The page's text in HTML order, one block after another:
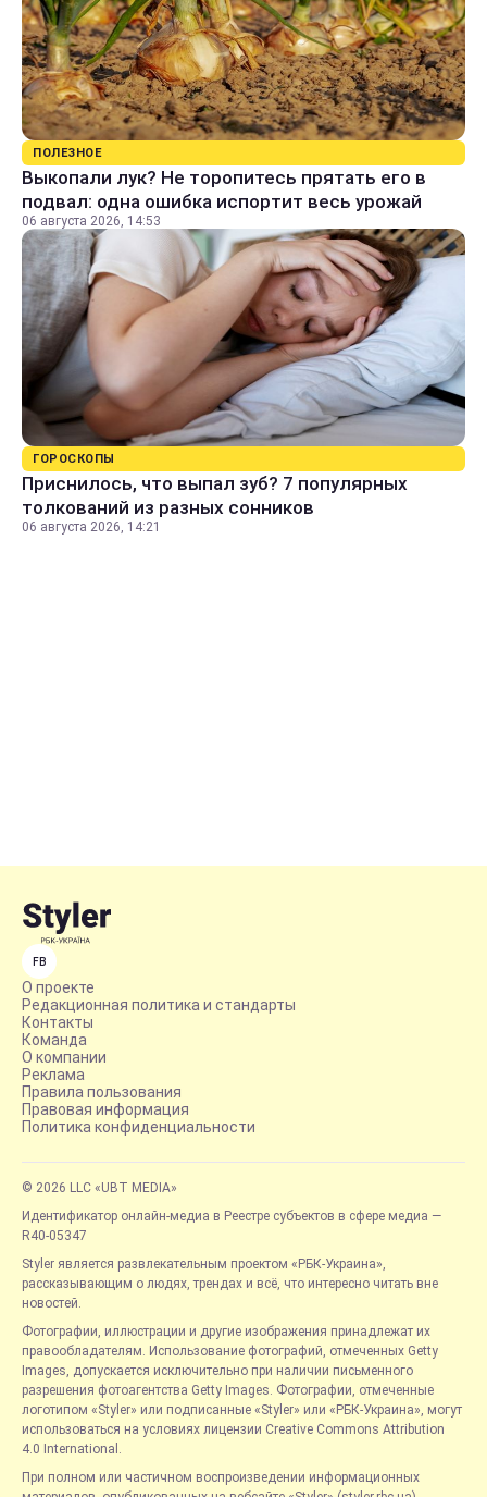
ПОЛЕЗНОЕ
Выкопали лук? Не торопитесь прятать его в
подвал: одна ошибка испортит весь урожай
06 августа 2026, 14:53
ГОРОСКОПЫ
Приснилось, что выпал зуб? 7 популярных
толкований из разных сонников
06 августа 2026, 14:21
FB
О проекте
Редакционная политика и стандарты
Контакты
Команда
О компании
Реклама
Правила пользования
Правовая информация
Политика конфиденциальности
© 2026 LLC «UBT MEDIA»
Идентификатор онлайн-медиа в Реестре субъектов в сфере медиа —
R40-05347
Styler является развлекательным проектом «РБК-Украина»,
рассказывающим о людях, трендах и всё, что интересно читать вне
новостей.
Фотографии, иллюстрации и другие изображения принадлежат их
правообладателям. Использование фотографий, отмеченных Getty
Images, допускается исключительно при наличии письменного
разрешения фотоагентства Getty Images. Фотографии, отмеченные
логотипом «Styler» или подписанные «Styler» или «РБК-Украина», могут
использоваться на условиях лицензии Creative Commons Attribution
4.0 International.
При полном или частичном воспроизведении информационных